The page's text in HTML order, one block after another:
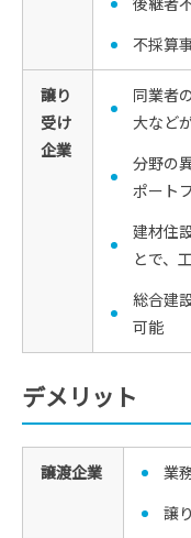
不採算
譲り
受け
企業
同業者
大など
分野の
ポート
建材住
とで、
総合建
可能
デメリット
譲渡企業
業
譲